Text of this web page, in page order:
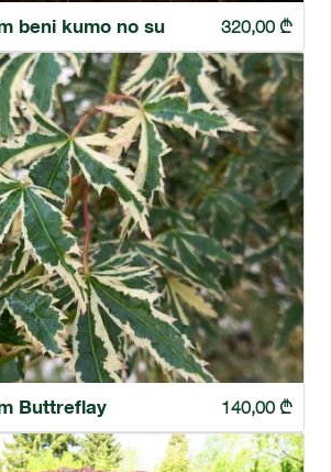
beni kumo no su 320,00 ₾
Buttreflay 140,00 ₾